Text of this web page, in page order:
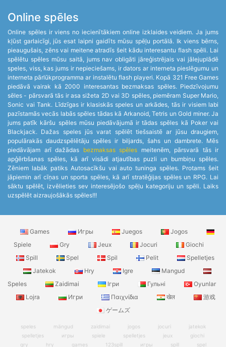
Online spēles
Online spēles ir viens no iecienītākiem online izklaides veidiem. Ja jums
kļūst garlaicīgi, jūs esat laipni gaidīts mūsu spēļu portālā. Ik viens bērns,
pieaugušais, zēns vai meitene atradīs šeit kādu interesantu flash spēli. Lai
spēlētu spēles mūsu saitā, jums nav obligāti jāreģistrējais vai jālejuplādē
speles, viss, kas jums ir nepieciešams, ir dators ar interneta pieslēgumu un
interneta pārlūkprogramma ar instalētu flash playeri. Kopā 321 Free Games
piedāvā vairak kā 2000 interesantas bezmaksas spēles. Piedzīvojumu
sēles - pārsvarā tās ir asa sižeta 2D vai 3D spēles, piemēram Super Mario,
Sonic vai Tank. Līdzīgas ir klasiskās speles un arkādes, tās ir visiem labi
pazīstamās vecās labās spēles tādas kā Arkanoid, Tetris un Gold miner. Ja
jums patīk kāršu spēles mūsu piedāvājumā ir tādas spēles kā Poker vai
Blackjack. Dažas speles jūs varat spēlēt tiešsaistē ar jūsu draugiem,
populārakās daudzspēlētāju spēles ir biljards, šahs un dambrete. Mēs
piedāvājam arī dažādas bezmaksas spēles meitenēm, pārsvarā tās ir
apģērbšanas spēles, kā arī visādi atjautības puzli un bumbiņu spēles.
Zēniem labāk patiks Autosacīkšu vai auto tuninga spēles. Protams šeit
jāpiemin arī cīņas un sporta spēles, kā arī stratēģijas spēles un RPG. Lai
sāktu spēlēt, izvēlieties sev interesējošo spēļu kategoriju un spēli. Laiks
uzspēlēt aizraujošākās spēles!!!
Games Игры Juegos
Jogos
Spiele
Gry Jeux Jocuri
Giochi
Spill
Spel Spil Pelit
Spelletjes
Jatekok
Hry Igre
Mangud
Speles
Zaidimai Ігри Гульні
Oyunlar
Lojra
Игри Παιχνίδια खेल
游戏
ゲームズ
speles mängud zaidimai jogos jocuri
jatekok
spelletjes
игры spiele spelletjes jeux
giochi
gry
hry games 123spill игры spill spel